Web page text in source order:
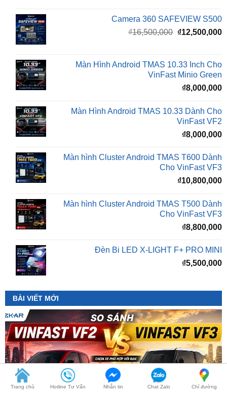
gốc
là:
₫16,500,000.
Màn Hình Android TMAS 10.33 Inch Cho
₫8,000,000
Màn Hình Android TMAS 10.33 Dành Cho
₫8,000,000
Màn hình Cluster Android TMAS T600 Dành
Cho VinFast VF3
₫10,800,000
Màn hình Cluster Android TMAS T500 Dành
₫8,800,000
Đèn Bi LED X-LIGHT F+ PRO MINI
BÀI VIẾT MỚI
Trang chủ Hotline Tư Vấn Nhắn tin Chat Zalo Chỉ đường